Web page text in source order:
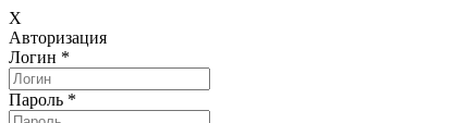
X
Авторизация
Логин *
Пароль *